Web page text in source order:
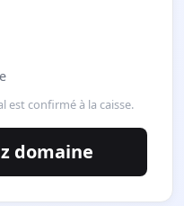
est confirmé à la caisse.
domaine